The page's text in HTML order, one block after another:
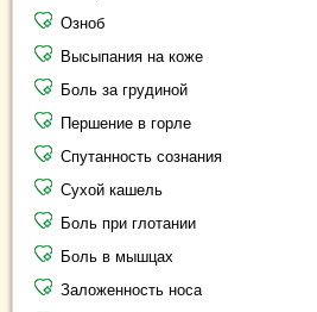
Озноб
Высыпания на коже
Боль за грудиной
Першение в горле
Спутанность сознания
Сухой кашель
Боль при глотании
Боль в мышцах
Заложенность носа